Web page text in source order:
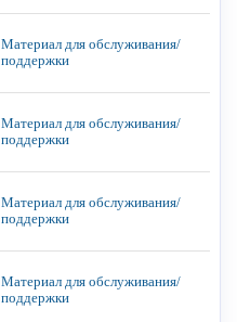
Материал для обслуживания/
поддержки
Материал для обслуживания/
поддержки
Материал для обслуживания/
поддержки
Материал для обслуживания/
поддержки